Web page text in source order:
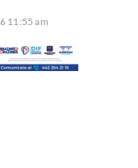
11:55 am